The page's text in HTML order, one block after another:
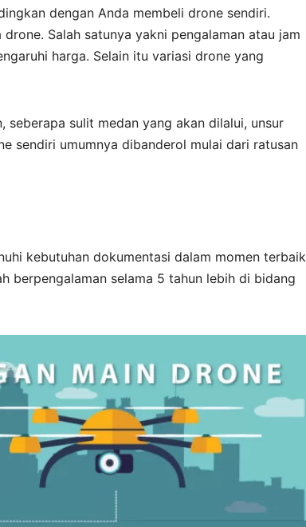
dengan Anda membeli drone sendiri.
Salah satunya yakni pengalaman atau jam
harga. Selain itu variasi drone yang
seberapa sulit medan yang akan dilalui, unsur
sendiri umumnya dibanderol mulai dari ratusan
kebutuhan dokumentasi dalam momen terbaik
berpengalaman selama 5 tahun lebih di bidang